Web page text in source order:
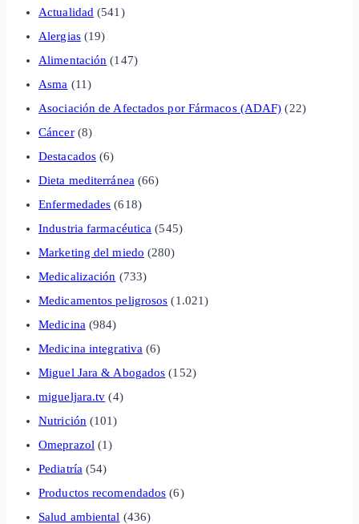
Actualidad (541)
Alergias(19)
Alimentación (147)
Asma (11)
Asociación de Afectados por Fármacos (ADAF) (22)
Cáncer(8)
Destacados (6)
Dieta mediterránea (66)
Enfermedades (618)
Industria farmacéutica (545)
Marketing del miedo (280)
Medicalización (733)
Medicamentos peligrosos (1.021)
Medicina (984)
Medicina integrativa (6)
Miguel Jara & Abogados (152)
migueljara.tv (4)
Nutrición (101)
Omeprazol (1)
Pediatría (54)
Productos recomendados (6)
Salud ambiental (436)